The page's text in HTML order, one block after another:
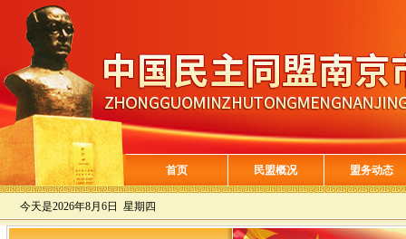
首页 民盟概况 盟务动态
今天是2026年8月6日 星期四